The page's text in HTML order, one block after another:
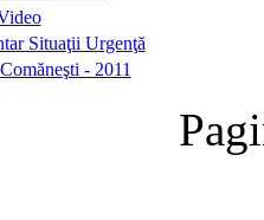
Situaţii Urgenţă
- 2011